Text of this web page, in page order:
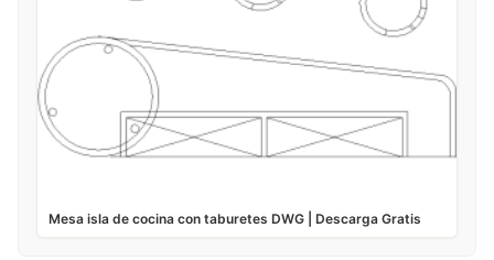
Mesa isla de cocina con taburetes DWG | Descarga Gratis